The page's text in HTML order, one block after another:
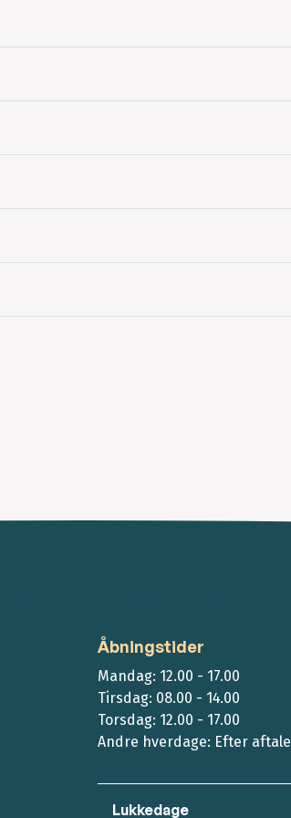
Åbningstider
Mandag: 12.00 - 17.00
Tirsdag: 08.00 - 14.00
Torsdag: 12.00 - 17.00
Andre hverdage: Efter aftale
Lukkedage